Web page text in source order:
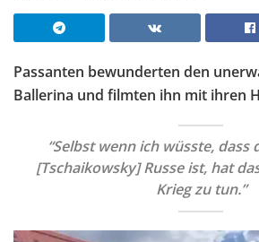
Passanten bewunderten den
Ballerina und filmten ihn mit ihren
“Selbst wenn ich wüsste, dass
[Tschaikowsky] Russe ist, hat
Krieg zu tun.”